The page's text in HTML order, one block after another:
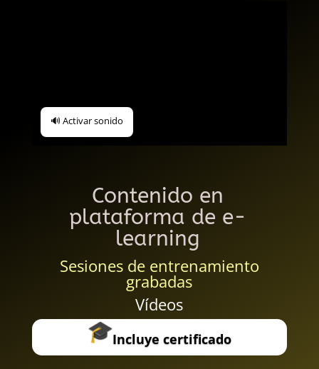
🔊 Activar sonido
Contenido en
plataforma de e-
learning
Sesiones de entrenamiento
grabadas
Vídeos
Incluye certificado